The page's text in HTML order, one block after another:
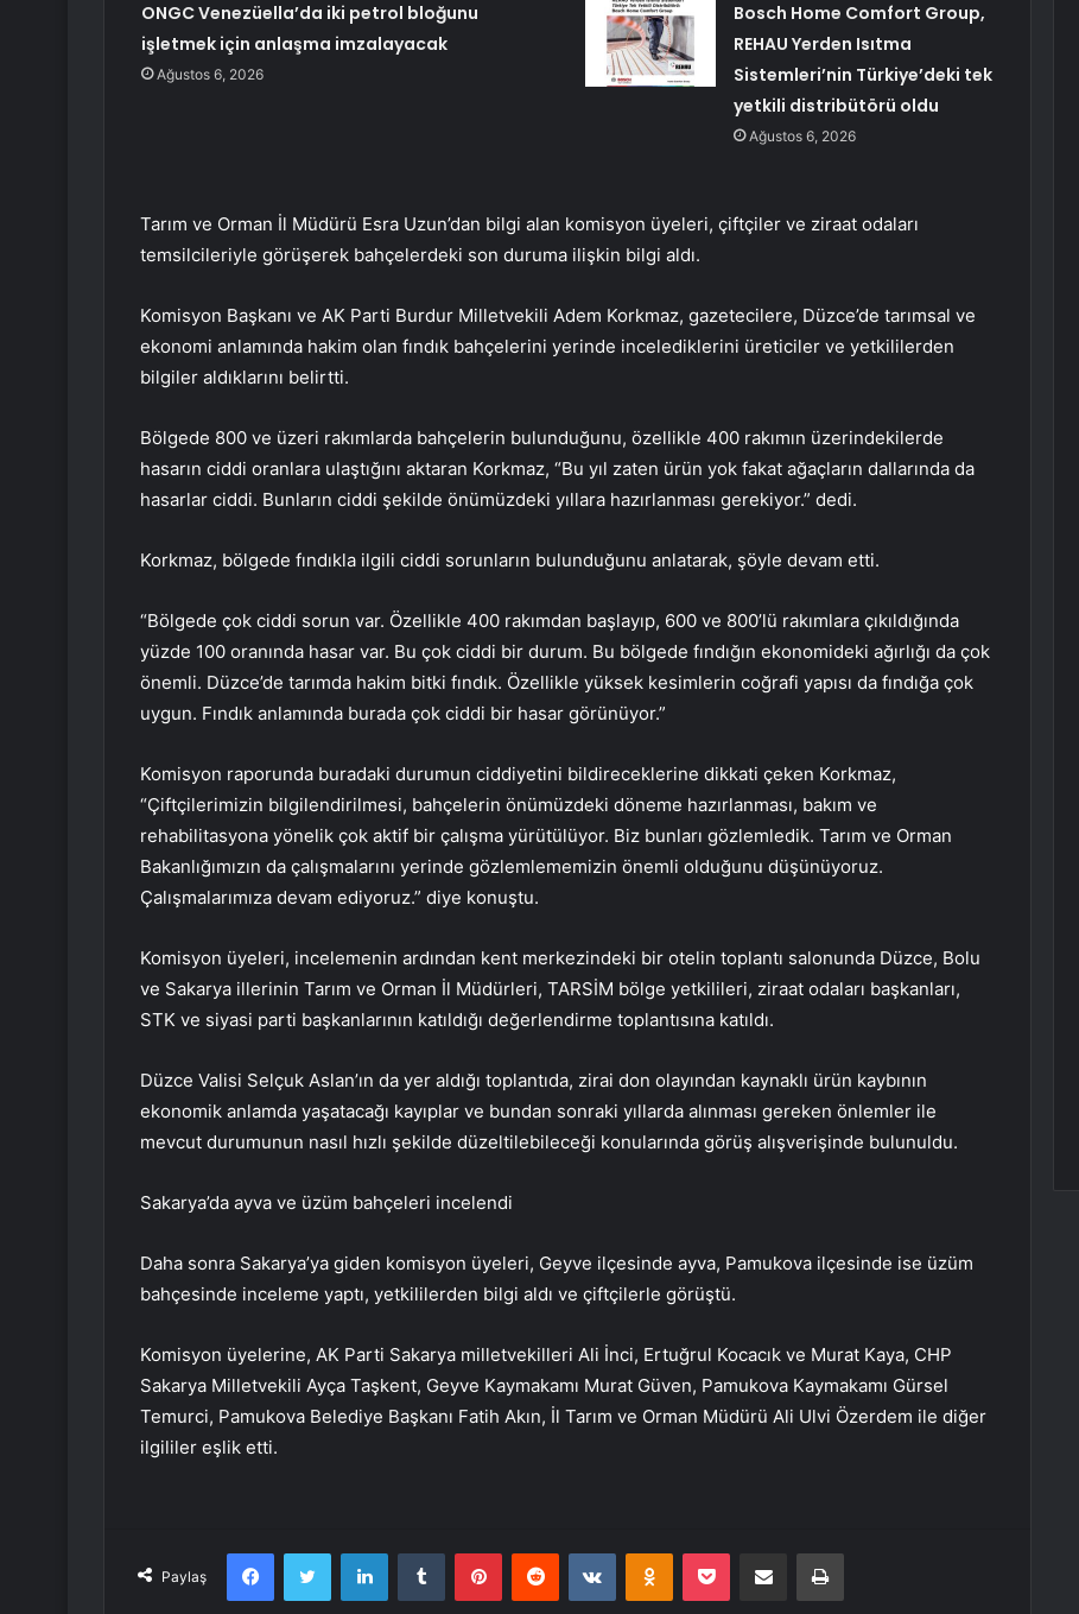
ONGC Venezüella’da iki petrol bloğunu
işletmek için anlaşma imzalayacak
Ağustos 6, 2026
Bosch Home Comfort Group,
REHAU Yerden Isıtma
Sistemleri’nin Türkiye’deki tek
yetkili distribütörü oldu
Ağustos 6, 2026
Tarım ve Orman İl Müdürü Esra Uzun’dan bilgi alan komisyon üyeleri, çiftçiler ve ziraat odaları
temsilcileriyle görüşerek bahçelerdeki son duruma ilişkin bilgi aldı.
Komisyon Başkanı ve AK Parti Burdur Milletvekili Adem Korkmaz, gazetecilere, Düzce’de tarımsal ve
ekonomi anlamında hakim olan fındık bahçelerini yerinde incelediklerini üreticiler ve yetkililerden
bilgiler aldıklarını belirtti.
Bölgede 800 ve üzeri rakımlarda bahçelerin bulunduğunu, özellikle 400 rakımın üzerindekilerde
hasarın ciddi oranlara ulaştığını aktaran Korkmaz, “Bu yıl zaten ürün yok fakat ağaçların dallarında da
hasarlar ciddi. Bunların ciddi şekilde önümüzdeki yıllara hazırlanması gerekiyor.” dedi.
Korkmaz, bölgede fındıkla ilgili ciddi sorunların bulunduğunu anlatarak, şöyle devam etti.
“Bölgede çok ciddi sorun var. Özellikle 400 rakımdan başlayıp, 600 ve 800’lü rakımlara çıkıldığında
yüzde 100 oranında hasar var. Bu çok ciddi bir durum. Bu bölgede fındığın ekonomideki ağırlığı da çok
önemli. Düzce’de tarımda hakim bitki fındık. Özellikle yüksek kesimlerin coğrafi yapısı da fındığa çok
uygun. Fındık anlamında burada çok ciddi bir hasar görünüyor.”
Komisyon raporunda buradaki durumun ciddiyetini bildireceklerine dikkati çeken Korkmaz,
“Çiftçilerimizin bilgilendirilmesi, bahçelerin önümüzdeki döneme hazırlanması, bakım ve
rehabilitasyona yönelik çok aktif bir çalışma yürütülüyor. Biz bunları gözlemledik. Tarım ve Orman
Bakanlığımızın da çalışmalarını yerinde gözlemlememizin önemli olduğunu düşünüyoruz.
Çalışmalarımıza devam ediyoruz.” diye konuştu.
Komisyon üyeleri, incelemenin ardından kent merkezindeki bir otelin toplantı salonunda Düzce, Bolu
ve Sakarya illerinin Tarım ve Orman İl Müdürleri, TARSİM bölge yetkilileri, ziraat odaları başkanları,
STK ve siyasi parti başkanlarının katıldığı değerlendirme toplantısına katıldı.
Düzce Valisi Selçuk Aslan’ın da yer aldığı toplantıda, zirai don olayından kaynaklı ürün kaybının
ekonomik anlamda yaşatacağı kayıplar ve bundan sonraki yıllarda alınması gereken önlemler ile
mevcut durumunun nasıl hızlı şekilde düzeltilebileceği konularında görüş alışverişinde bulunuldu.
Sakarya’da ayva ve üzüm bahçeleri incelendi
Daha sonra Sakarya’ya giden komisyon üyeleri, Geyve ilçesinde ayva, Pamukova ilçesinde ise üzüm
bahçesinde inceleme yaptı, yetkililerden bilgi aldı ve çiftçilerle görüştü.
Komisyon üyelerine, AK Parti Sakarya milletvekilleri Ali İnci, Ertuğrul Kocacık ve Murat Kaya, CHP
Sakarya Milletvekili Ayça Taşkent, Geyve Kaymakamı Murat Güven, Pamukova Kaymakamı Gürsel
Temurci, Pamukova Belediye Başkanı Fatih Akın, İl Tarım ve Orman Müdürü Ali Ulvi Özerdem ile diğer
ilgililer eşlik etti.
Paylaş
FacebookTwitter LinkedInTumblr PinterestReddit VKontakteOdnoklassniki
Pocket E-Posta ile paylaş Yazdır